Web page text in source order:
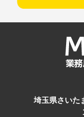
埼玉県さいた